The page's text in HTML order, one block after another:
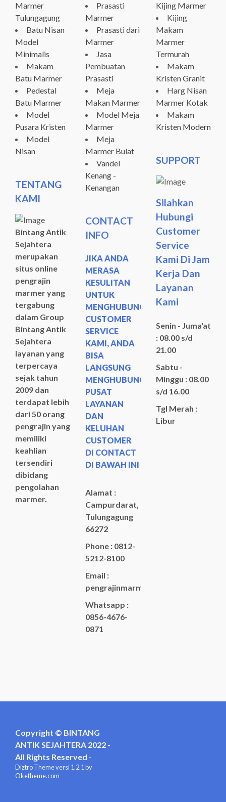
Marmer
Tulungagung
Batu Nisan
Model
Minimalis
Makam
Batu Marmer
Pedestal
Batu Marmer
Model
Pusara Kristen
Model
Nisan
TENTANG
KAMI
Bintang Antik
Sejahtera
merupakan
situs online
pengrajin
marmer yang
tergabung
dalam Group
Bintang Antik
Sejahtera
layanan yang
terpercaya
sejak tahun
2009 dan
terdapat lebih
dari 50 orang
pengrajin yang
memiliki
keahlian
tersendiri
dibidang
pengolahan
marmer.
Prasasti
Marmer
Prasasti dari
Marmer
Jasa
Pembuatan
Prasasti
Meja
Makan Marmer
Model Meja
Marmer
Meja
Marmer Bulat
Vandel
Kenang -
Kenangan
CONTACT
INFO
JIKA ANDA
MERASA
KESULITAN
UNTUK
MENGHUBUNGI
CUSTOMER
SERVICE
KAMI, ANDA
BISA
LANGSUNG
MENGHUBUNGI
PUSAT
LAYANAN
DAN
KELUHAN
CUSTOMER
DI CONTACT
DI BAWAH INI
Alamat :
Campurdarat,
Tulungagung
66272
Phone : 0812-
5212-8100
Email :
pengrajinmarme88@gmail.com
Whatsapp :
0856-4676-
0871
Kijing Marmer
Kijing
Makam
Marmer
Termurah
Makam
Kristen Granit
Harg Nisan
Marmer Kotak
Makam
Kristen Modern
SUPPORT
Silahkan
Hubungi
Customer
Service
Kami Di Jam
Kerja Dan
Layanan
Kami
Senin - Juma'at
: 08.00 s/d
21.00
Sabtu -
Minggu : 08.00
s/d 16.00
Tgl Merah :
Libur
Copyright © BINTANG
ANTIK SEJAHTERA 2022 -
All Rights Reserved -
Diztro Themeversi 1.2.1 by
Oketheme.com